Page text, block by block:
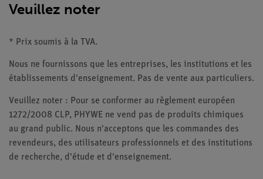
Veuillez noter
* Prix soumis à la TVA.
Nous ne fournissons que les entreprises, les institutions et les
établissements d'enseignement. Pas de vente aux particuliers.
Veuillez noter : Pour se conformer au règlement européen
1272/2008 CLP, PHYWE ne vend pas de produits chimiques
au grand public. Nous n'acceptons que les commandes des
revendeurs, des utilisateurs professionnels et des institutions
de recherche, d'étude et d'enseignement.